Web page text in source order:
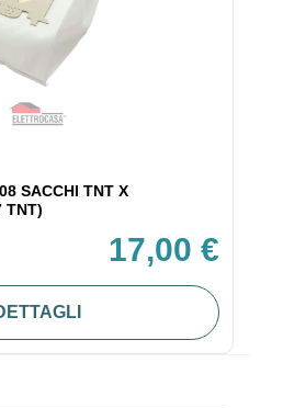
SACCHI TNT X
TNT)
17,00 €